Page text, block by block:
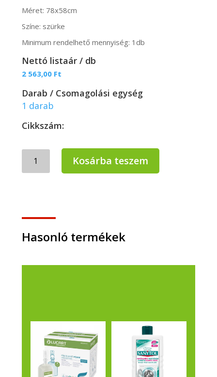
Méret: 78x58cm
Színe: szürke
Minimum rendelhető mennyiség: 1db
Nettó listaár / db
2 563,00 Ft
Darab / Csomagolási egység
1 darab
Cikkszám:
szennyfogó
mennyiség
Kosárba teszem
Hasonló termékek